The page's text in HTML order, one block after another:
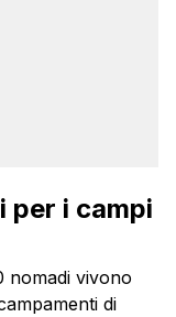
per i campi
nomadi vivono
di